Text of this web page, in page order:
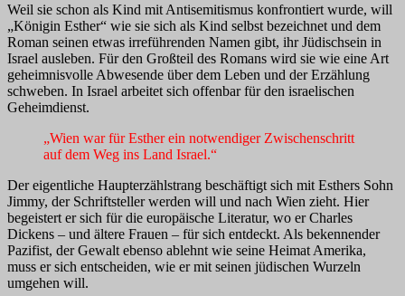
Weil sie schon als Kind mit Antisemitismus konfrontiert wurde, will
„Königin Esther“ wie sie sich als Kind selbst bezeichnet und dem
Roman seinen etwas irreführenden Namen gibt, ihr Jüdischsein in
Israel ausleben. Für den Großteil des Romans wird sie wie eine Art
geheimnisvolle Abwesende über dem Leben und der Erzählung
schweben. In Israel arbeitet sich offenbar für den israelischen
Geheimdienst.
„Wien war für Esther ein notwendiger Zwischenschritt
auf dem Weg ins Land Israel.“
Der eigentliche Haupterzählstrang beschäftigt sich mit Esthers Sohn
Jimmy, der Schriftsteller werden will und nach Wien zieht. Hier
begeistert er sich für die europäische Literatur, wo er Charles
Dickens – und ältere Frauen – für sich entdeckt. Als bekennender
Pazifist, der Gewalt ebenso ablehnt wie seine Heimat Amerika,
muss er sich entscheiden, wie er mit seinen jüdischen Wurzeln
umgehen will.